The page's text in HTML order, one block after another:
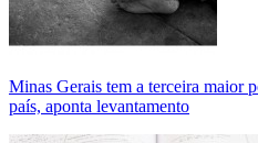
Minas Gerais tem a terceira maior
país, aponta levantamento